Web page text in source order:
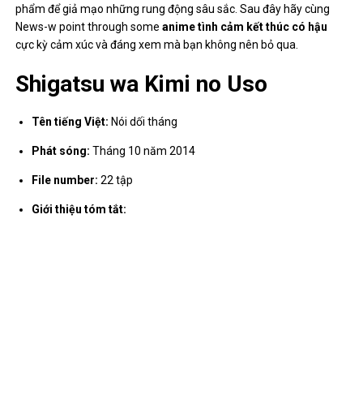
phẩm để giả mạo những rung động sâu sắc. Sau đây hãy cùng
News-w point through someanime tình cảm kết thúc có hậu
cực kỳ cảm xúc vàđáng xem mà bạn không nên bỏ qua.
Shigatsu wa Kimi no Uso
Tên tiếng Việt: Nói dối tháng
Phát sóng: Tháng 10 năm 2014
File number:22 tập
Giới thiệu tóm tắt: